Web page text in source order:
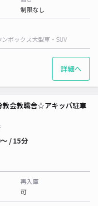
制限なし
ンボックス大型車・SUV
詳細へ
教会教職舎☆アキッパ駐車
/ 15分
再入庫
可